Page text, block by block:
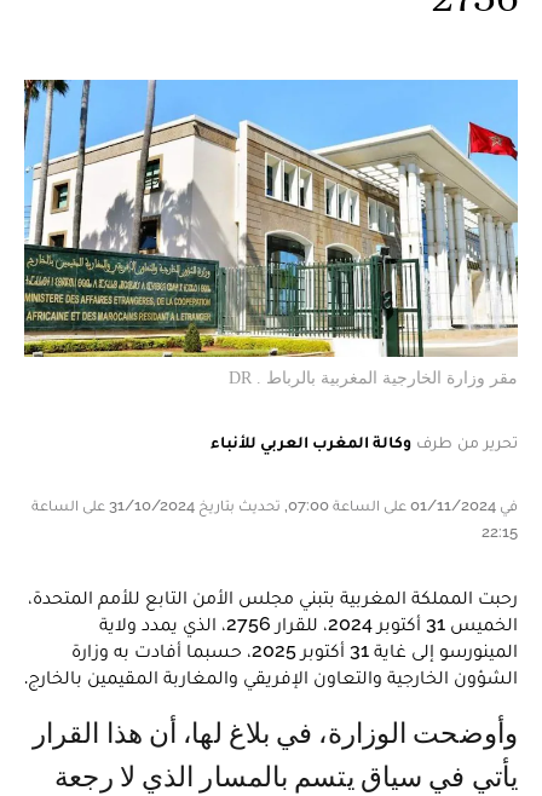
مقر وزارة الخارجية المغربية بالرباط . DR
تحرير من طرف وكالة المغرب العربي للأنباء
في 01/11/2024 على الساعة 07:00, تحديث بتاريخ 31/10/2024 على الساعة
22:15
رحبت المملكة المغربية بتبني مجلس الأمن التابع للأمم المتحدة،
الخميس 31 أكتوبر 2024، للقرار 2756، الذي يمدد ولاية
المينورسو إلى غاية 31 أكتوبر 2025، حسبما أفادت به وزارة
الشؤون الخارجية والتعاون الإفريقي والمغاربة المقيمين بالخارج.
وأوضحت الوزارة، في بلاغ لها، أن هذا القرار
يأتي في سياق يتسم بالمسار الذي لا رجعة